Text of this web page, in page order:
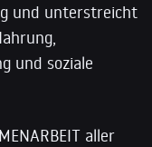
und unterstreicht
und soziale
aller